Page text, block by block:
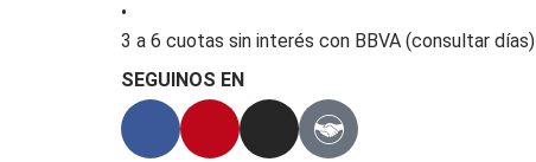
•
3 a 6 cuotas sin interés con BBVA (consultar días)
SEGUINOS EN